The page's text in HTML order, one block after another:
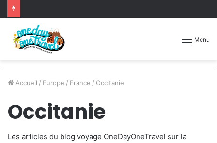
Menu
Accueil / Europe / France / Occitanie
Occitanie
Les articles du blog voyage OneDayOneTravel sur la